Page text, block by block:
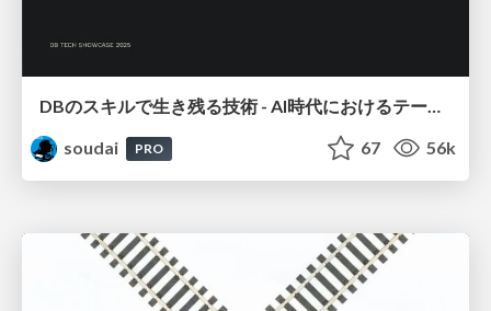
DBのスキルで生き残る技術 - AI時代におけるテーブル設計の勘所
soudai
PRO 67 56k